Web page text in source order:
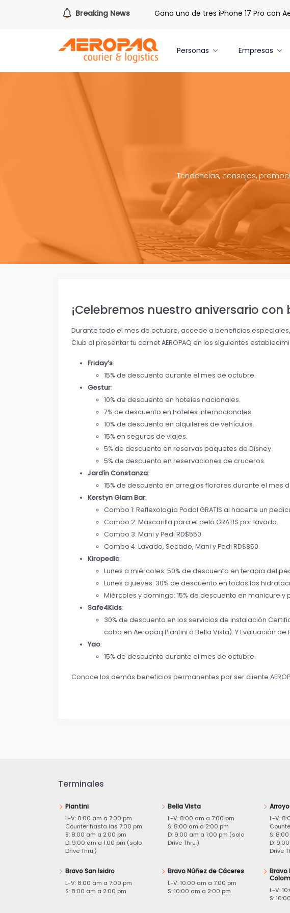
Breaking News
redimir tus libras de Cash PAQ! Gana uno de tres iPhone 17 Pro con
Personas Empresas
Tendencias, consejos,
¡Celebremos nuestro aniversario con
Durante todo el mes de octubre, accede a beneficios
Club al presentar tu carnet AEROPAQ en los siguientes
Friday’s:
15% de descuento durante el mes de octubre.
Gestur:
10% de descuento en hoteles nacionales.
7% de descuento en hoteles internacionales.
10% de descuento en alquileres de vehículos.
15% en seguros de viajes.
5% de descuento en reservas paquetes de Disney.
5% de descuento en reservaciones de cruceros.
Jardín Constanza:
15% de descuento en arreglos florares durante el mes
Kerstyn Glam Bar:
Combo 1: Reflexología Podal GRATIS al hacerte un
Combo 2: Mascarilla para el pelo GRATIS por lavado.
Combo 3: Mani y Pedi RD$550.
Combo 4: Lavado, Secado, Mani y Pedi RD$850.
Kiropedic:
Lunes a miércoles: 50% de descuento en terapia del
Lunes a jueves: 30% de descuento en todas las
Miércoles y domingo: 15% de descuento en manicure
Safe4Kids:
30% de descuento en los servicios de instalación
cabo en Aeropaq Piantini o Bella Vista). Y Evaluación de
Yao:
15% de descuento durante el mes de octubre.
Conoce los demás beneficios permanentes por ser cliente
Terminales
Piantini
L-V: 8:00 am a 7:00 pm
Counter hasta las 7:00 pm
S: 8:00 am a 2:00 pm
D: 9:00 am a 1:00 pm (solo
Drive Thru.)
Bella Vista
L-V: 8:00 am a 7:00 pm
S: 8:00 am a 2:00 pm
D: 9:00 am a 1:00 pm (solo
Drive Thru.)
L-V:
S:
D:
Drive
Bravo San Isidro
L-V: 8:00 am a 7:00 pm
S: 8:00 am a 2:00 pm
Bravo Núñez de Cáceres
L-V: 10:00 am a 7:00 pm
S: 10:00 am a 2:00 pm
Bravo
L-V:
S: